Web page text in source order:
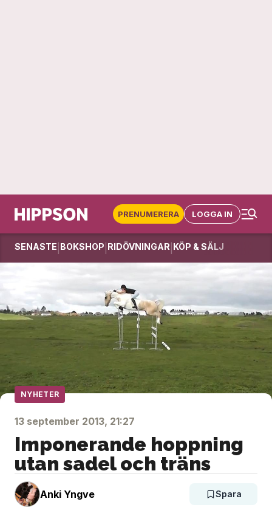
PRENUMERERA LOGGA IN
SENASTE BOKSHOP RIDÖVNINGAR KÖP & SÄLJ
NYHETER
13 september 2013, 21:27
Imponerande hoppning
utan sadel och träns
Anki Yngve Spara